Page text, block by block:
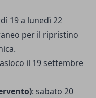
19 a lunedì 22
per il ripristino
il 19 settembre
: sabato 20